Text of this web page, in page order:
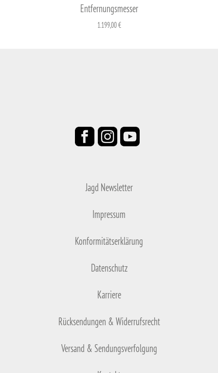
Entfernungsmesser
1.199,00 €
Jagd Newsletter
Impressum
Konformitätserklärung
Datenschutz
Karriere
Rücksendungen & Widerrufsrecht
Versand & Sendungsverfolgung